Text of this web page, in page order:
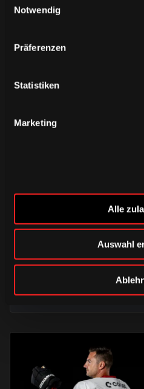
Notwendig
Präferenzen
Statistiken
Marketing
Alle
Auswahl
DONNERSTAG, 06. AUGUST
Alle Infos zum
Trainingsauftakt
Haie-Zentrum